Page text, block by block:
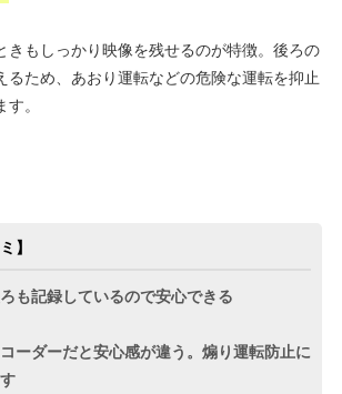
きもしっかり映像を残せるのが特徴。後ろの
るため、あおり運転などの危険な運転を抑止
。
】
も記録しているので安心できる
ーダーだと安心感が違う。煽り運転防止に